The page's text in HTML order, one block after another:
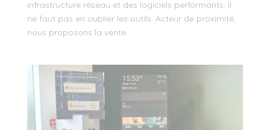
infrastructure réseau et des logiciels performants, il
ne faut pas en oublier les outils. Acteur de proximité,
nous proposons la vente...